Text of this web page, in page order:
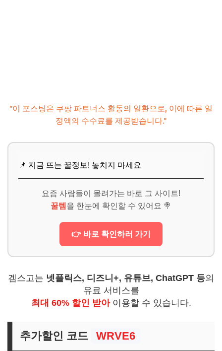
"이 포스팅은 쿠팡 파트너스 활동의 일환으로, 이에 따른 일
정액의 수수료를 제공받습니다."
📌 지금 뜨는 꿀정보! 놓치지 마세요
요즘 사람들이 몰려가는 바로 그 사이트!
꿀템 을 한눈에 확인할 수 있어요 🍭
👉 바로 확인하러 가기
겜스고는 넷플릭스, 디즈니+, 유튜브, ChatGPT 등의
유료 서비스를
최대 60% 할인 받아이용할 수 있습니다.
추가할인 코드 WRVE6